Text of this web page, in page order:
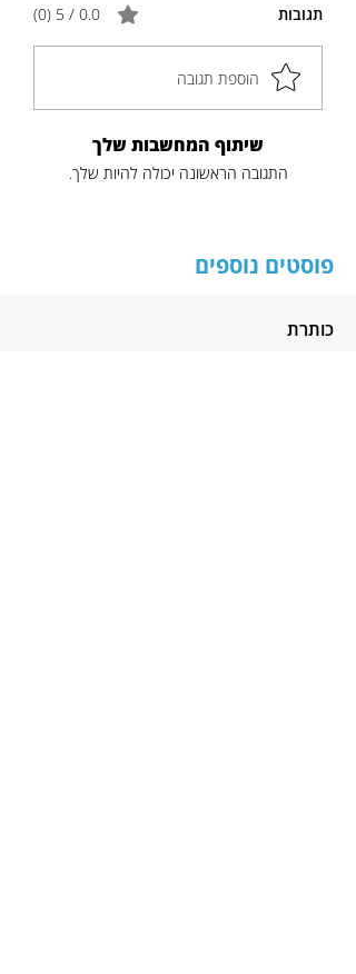
תגובות 0.0 / 5 ‏(0)
הוספת תגובה
שיתוף המחשבות שלך
התגובה הראשונה יכולה להיות שלך.
פוסטים נוספים
כותרת